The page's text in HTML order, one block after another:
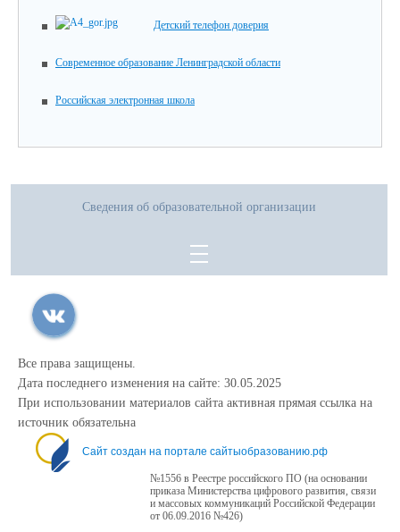
Детский телефон доверия
Современное образование Ленинградской области
Российская электронная школа
Сведения об образовательной организации
Все права защищены.
Дата последнего изменения на сайте: 30.05.2025
При использовании материалов сайта активная прямая ссылка на
источник обязательна
Сайт создан на портале сайтыобразованию.рф
№1556 в Реестре российского ПО (на основании
приказа Министерства цифрового развития, связи
и массовых коммуникаций Российской Федерации
от 06.09.2016 №426)